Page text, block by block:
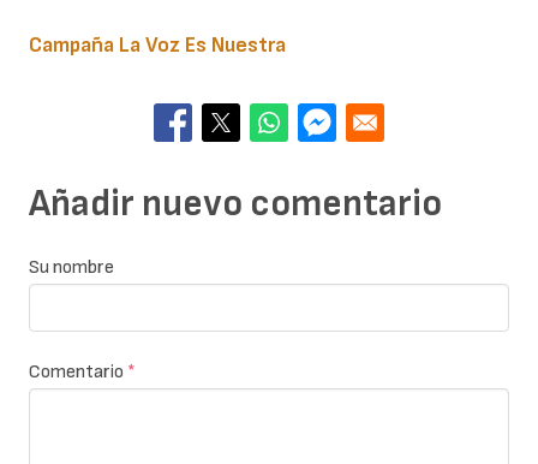
Campaña La Voz Es Nuestra
Añadir nuevo comentario
Su nombre
Comentario *